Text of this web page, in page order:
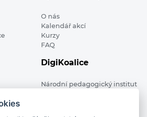
O nás
Kalendář akcí
Kurzy
FAQ
DigiKoalice
Národní pedagogický institut